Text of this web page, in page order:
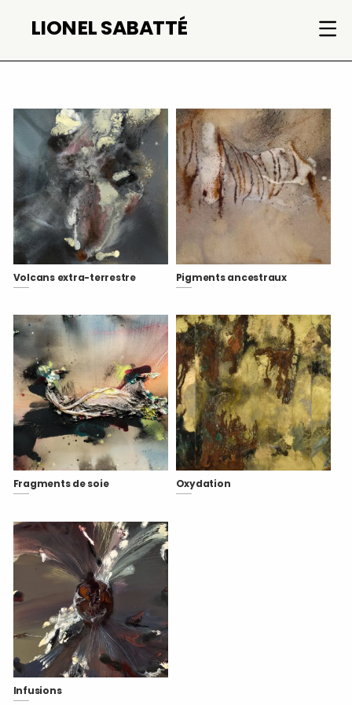
contenu
LIONEL SABATTÉ
Volcans extra-terrestre Pigments ancestraux
Fragments de soie Oxydation
Infusions